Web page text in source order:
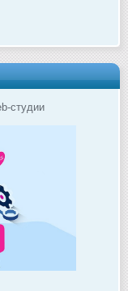
студии